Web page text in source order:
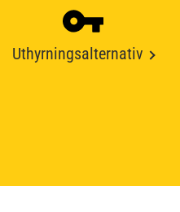
Uthyrningsalternativ